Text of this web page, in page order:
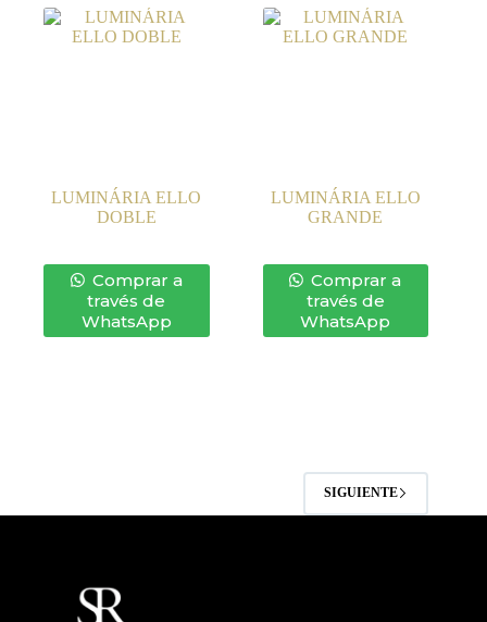
LUMINÁRIA ELLO
DOBLE
Comprar a
través de
WhatsApp
LUMINÁRIA ELLO
GRANDE
Comprar a
través de
WhatsApp
SIGUIENTE